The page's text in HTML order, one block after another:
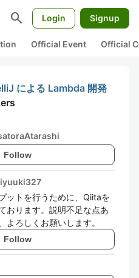
search Login Signup
Official Event Official
による Lambda 開発
Follow
ットを行うために、Qiitaを
おります。説明不足な点あ
よろしくお願いします。
Follow